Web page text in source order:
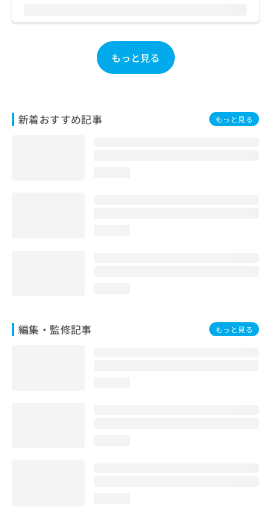
もっと見る
新着おすすめ記事 もっと見る
編集・監修記事 もっと見る
問
ら